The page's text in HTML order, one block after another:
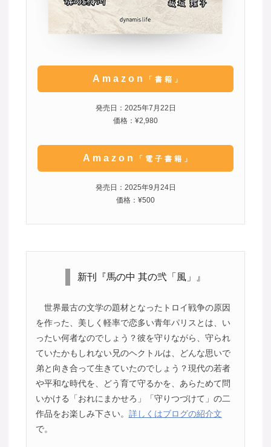
Amazon 「書籍」
発売日：2025年7月22日
価格：¥2,980
Amazon 「電子書籍」
発売日：2025年9月24日
価格：¥500
新刊『馬の中 其の弐「風」』
世界最古の文学の題材となったトロイ戦争の原因
を作った、美しく軽率で恋多い青年パリスとは、い
ったい何者なのでしょう？彼を守りながら、守られ
ていたかもしれない兄のヘクトルは、どんな思いで
弟と向き合って生きていたのでしょう？現代の若者
や平和な時代を、どう育て守るかを、あらためて問
いかける「おれにまかせろ」「守りつづけて」の二
作品をお楽しみ下さい。 詳しくはブログの紹介文
で。